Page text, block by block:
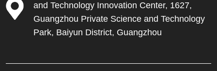
and Technology Innovation Center, 1627,
Guangzhou Private Science and Technology
Park, Baiyun District, Guangzhou